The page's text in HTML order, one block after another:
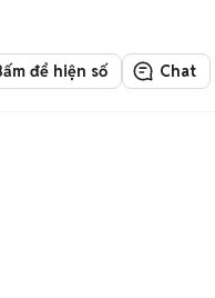
để hiện số Chat